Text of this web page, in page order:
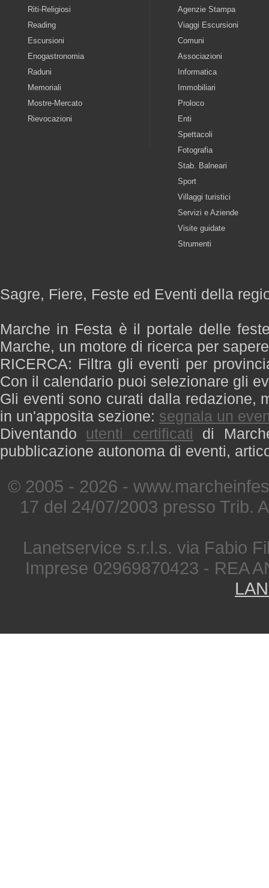
Riti-Religiosi
Reading
Escursioni
Enogastronomia
Raduni
Memoriali
Mostre-Mercato
Rievocazioni
Agenzie Stampa
Viaggi Escursioni
Comuni
Associazioni
Informatica
Immobiliari
Proloco
Enti
Spettacoli
Fotografia
Stab. Balneari
Sport
Villaggi turistici
Servizi e Aziende
Visite guidate
Strumenti
Sagre, Fiere, Feste ed Eventi della
Marche in Festa è il portale delle
Marche, un motore di ricerca per
RICERCA: Filtra gli eventi per
Con il calendario puoi selezionare gli
Gli eventi sono curati dalla redazione,
in un'apposita sezione: segnala un
Diventando utenti certificati di
pubblicazione autonoma di eventi,
© 2005 - 2026 -
17 del 24/07/2003 presso Trib.
Lanetservice s.r.l.s. via Fabio
Imprese 02969870423 - REA